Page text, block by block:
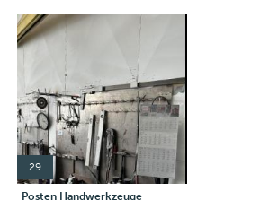
29
Posten Handwerkzeuge